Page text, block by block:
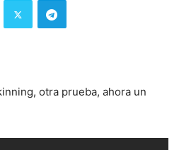
otra prueba, ahora un